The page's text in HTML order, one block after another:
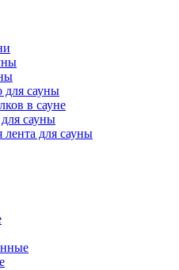
для сауны
в сауне
сауны
лента для сауны